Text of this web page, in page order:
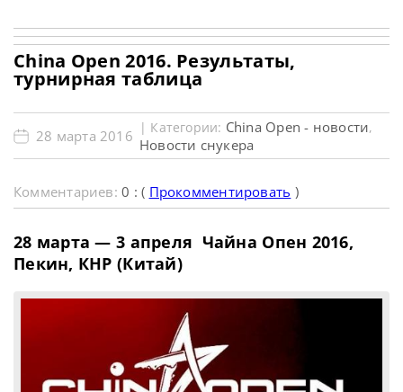
China Open 2016. Результаты,
турнирная таблица
28 марта 2016 | Категории: China Open - новости,
Новости снукера
Комментариев:0 : ( Прокомментировать )
28 марта — 3 апреля Чайна Опен 2016,
Пекин, КНР (Китай)